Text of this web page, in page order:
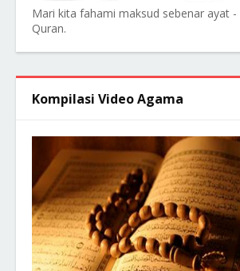
Mari kita fahami maksud sebenar ayat -
Quran.
Kompilasi Video Agama